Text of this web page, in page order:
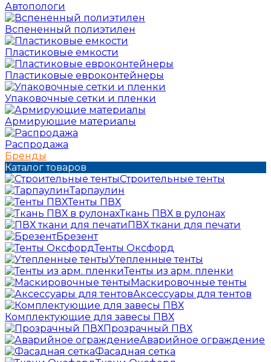
Автопологи
Вспененный полиэтилен
Пластиковые емкости
Пластиковые евроконтейнеры
Упаковочные сетки и пленки
Армирующие материалы
Распродажа
Бренды
Каталог товаров
Строительные тенты
Тарпаулин
Тенты ПВХ
Ткань ПВХ в рулонах
ПВХ ткани для печати
Брезент
Тенты Оксфорд
Утепленные тенты
Тенты из арм. пленки
Маскировочные тенты
Аксессуары для тентов
Комплектующие для завесы ПВХ
Прозрачный ПВХ
Аварийное ограждение
Фасадная сетка